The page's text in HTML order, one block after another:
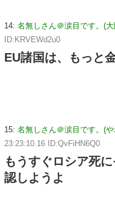
14: 名無しさん＠涙目です。(
ID:KRVEWd2u0
EU諸国は、もっと
15: 名無しさん＠涙目です。(
23:23:10.16 ID:QvFiHN6Q0
もうすぐロシア死
認しようよ